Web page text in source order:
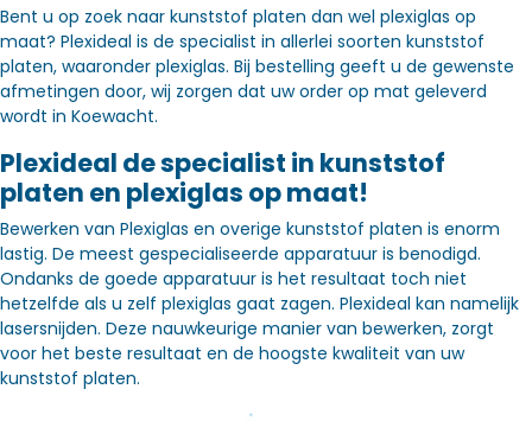
Bent u op zoek naar kunststof platen dan wel plexiglas op
maat? Plexideal is de specialist in allerlei soorten kunststof
platen, waaronder plexiglas. Bij bestelling geeft u de gewenste
afmetingen door, wij zorgen dat uw order op mat geleverd
wordt in Koewacht.
Plexideal de specialist in kunststof
platen en plexiglas op maat!
Bewerken van Plexiglas en overige kunststof platen is enorm
lastig. De meest gespecialiseerde apparatuur is benodigd.
Ondanks de goede apparatuur is het resultaat toch niet
hetzelfde als u zelf plexiglas gaat zagen. Plexideal kan namelijk
lasersnijden. Deze nauwkeurige manier van bewerken, zorgt
voor het beste resultaat en de hoogste kwaliteit van uw
kunststof platen.